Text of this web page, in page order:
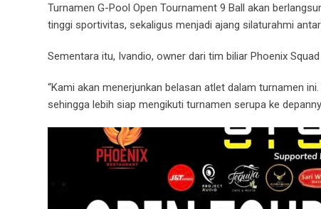
Turnamen G-Pool Open Tournament 9 Ball akan
tinggi sportivitas, sekaligus menjadi ajang silaturahmi
Sementara itu, Ivandio, owner dari tim biliar Phoenix
“Kami akan menerjunkan belasan atlet dalam turnamen
sehingga lebih siap mengikuti turnamen serupa ke